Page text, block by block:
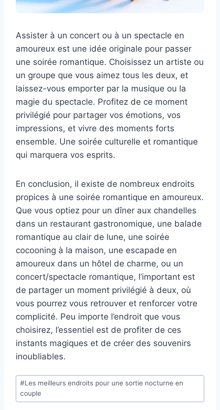
Assister à un concert ou à un spectacle en
amoureux est une idée originale pour passer
une soirée romantique. Choisissez un artiste ou
un groupe que vous aimez tous les deux, et
laissez-vous emporter par la musique ou la
magie du spectacle. Profitez de ce moment
privilégié pour partager vos émotions, vos
impressions, et vivre des moments forts
ensemble. Une soirée culturelle et romantique
qui marquera vos esprits.
En conclusion, il existe de nombreux endroits
propices à une soirée romantique en amoureux.
Que vous optiez pour un dîner aux chandelles
dans un restaurant gastronomique, une balade
romantique au clair de lune, une soirée
cocooning à la maison, une escapade en
amoureux dans un hôtel de charme, ou un
concert/spectacle romantique, l’important est
de partager un moment privilégié à deux, où
vous pourrez vous retrouver et renforcer votre
complicité. Peu importe l’endroit que vous
choisirez, l’essentiel est de profiter de ces
instants magiques et de créer des souvenirs
inoubliables.
Étiquettes
de
la
#Les meilleurs endroits pour une sortie nocturne en
couple